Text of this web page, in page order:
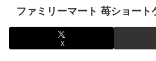
ファミリーマート 苺ショート
X